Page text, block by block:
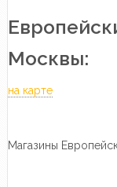
Москвы:
на карте
Магазины